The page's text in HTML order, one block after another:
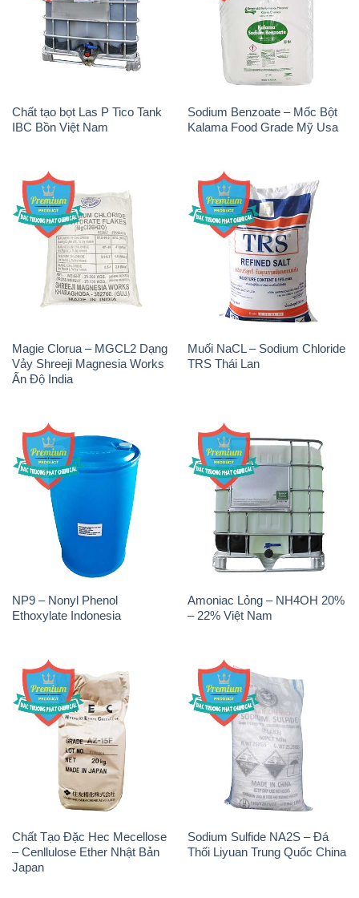
NP9 – Nonyl Phenol
Ethoxylate Indonesia
Amoniac Lỏng – NH4OH 20%
– 22% Việt Nam
Chất Tạo Đặc Hec Mecellose
– Cenllulose Ether Nhật Bản
Japan
Sodium Sulfide NA2S – Đá
Thối Liyuan Trung Quốc China
Na3PO4 – Trisodium
Phosphate Trung Quốc China
H2O2 – Hydrogen Peroxide
50% Samuda Bangladesh